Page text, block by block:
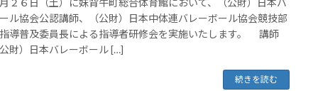
６日（土）に妹背牛町総合体育館において、（公財）日本バ
ル協会公認講師、（公財）日本中体連バレーボール協会競技部
導普及委員長による指導者研修会を実施いたします。 講師
財）日本バレーボール […]
続きを読む